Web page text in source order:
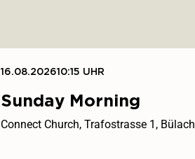
16.08.202610:15 UHR
Sunday Morning
Connect Church, Trafostrasse 1, Bülach